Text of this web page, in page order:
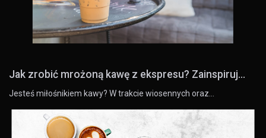
Jak zrobić mrożoną kawę z ekspresu? Zainspiruj...
Jesteś miłośnikiem kawy? W trakcie wiosennych oraz…